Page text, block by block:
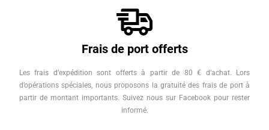
Frais de port offerts
Les frais d’expédition sont offerts à partir de 80 € d’achat. Lors
d’opérations spéciales, nous proposons la gratuité des frais de port à
partir de montant importants. Suivez nous sur Facebook pour rester
informé.